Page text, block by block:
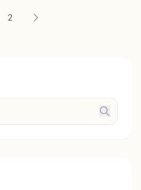
2